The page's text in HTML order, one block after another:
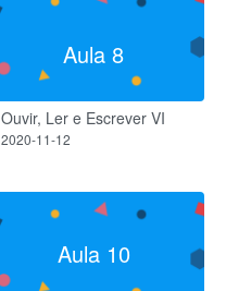
Aula 8
Ouvir, Ler e Escrever VI
2020-11-12
Aula 10